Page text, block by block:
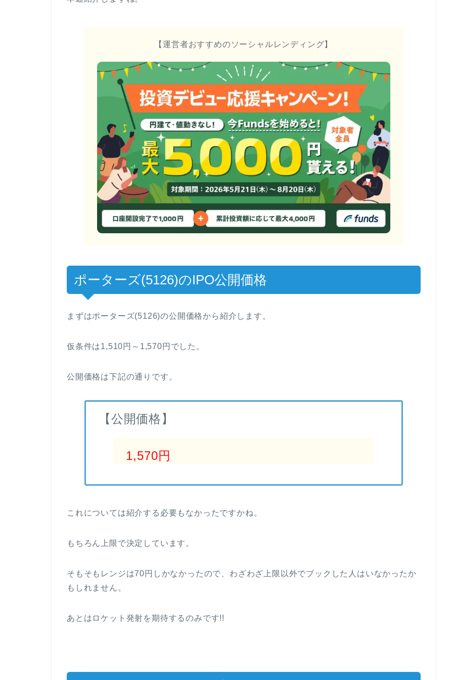
【運営者おすすめのソーシャルレンディング】
ポーターズ(5126)のIPO公開価格
まずはポーターズ(5126)の公開価格から紹介します。
仮条件は1,510円～1,570円でした。
公開価格は下記の通りです。
【公開価格】
1,570円
これについては紹介する必要もなかったですかね。
もちろん上限で決定しています。
そもそもレンジは70円しかなかったので、わざわざ上限以外でブックした人はいなかったか
もしれません。
あとはロケット発射を期待するのみです!!